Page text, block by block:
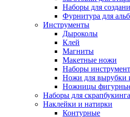
Наборы для
Фурнитура для
Инструменты
Дыроколы
Клей
Магниты
Макетные ножи
Наборы
Ножи для вырубки
Ножницы
Наборы для скрапбукинга
Наклейки и натирки
Контурные